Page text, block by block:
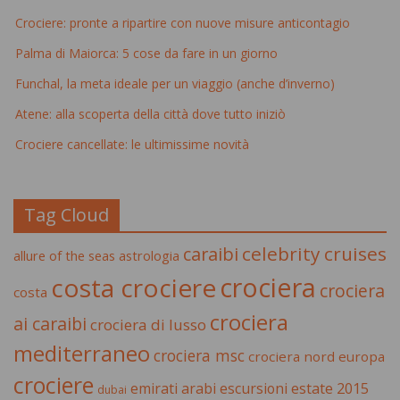
Crociere: pronte a ripartire con nuove misure anticontagio
Palma di Maiorca: 5 cose da fare in un giorno
Funchal, la meta ideale per un viaggio (anche d’inverno)
Atene: alla scoperta della città dove tutto iniziò
Crociere cancellate: le ultimissime novità
Tag Cloud
allure of the seas astrologia caraibi celebrity cruises
costa costa crocierecrociera crociera
ai caraibi crociera di lusso crociera
mediterraneo crociera msc crociera nord europa
crociere dubai emirati arabi escursioni estate 2015